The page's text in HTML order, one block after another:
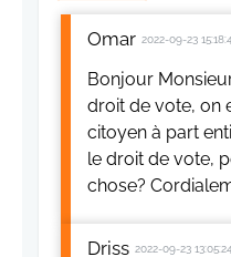
Omar 2022-09-23
Bonjour
droit de vote, on
citoyen à part
le droit de vote,
chose?
Driss 2022-09-23 13:05:24